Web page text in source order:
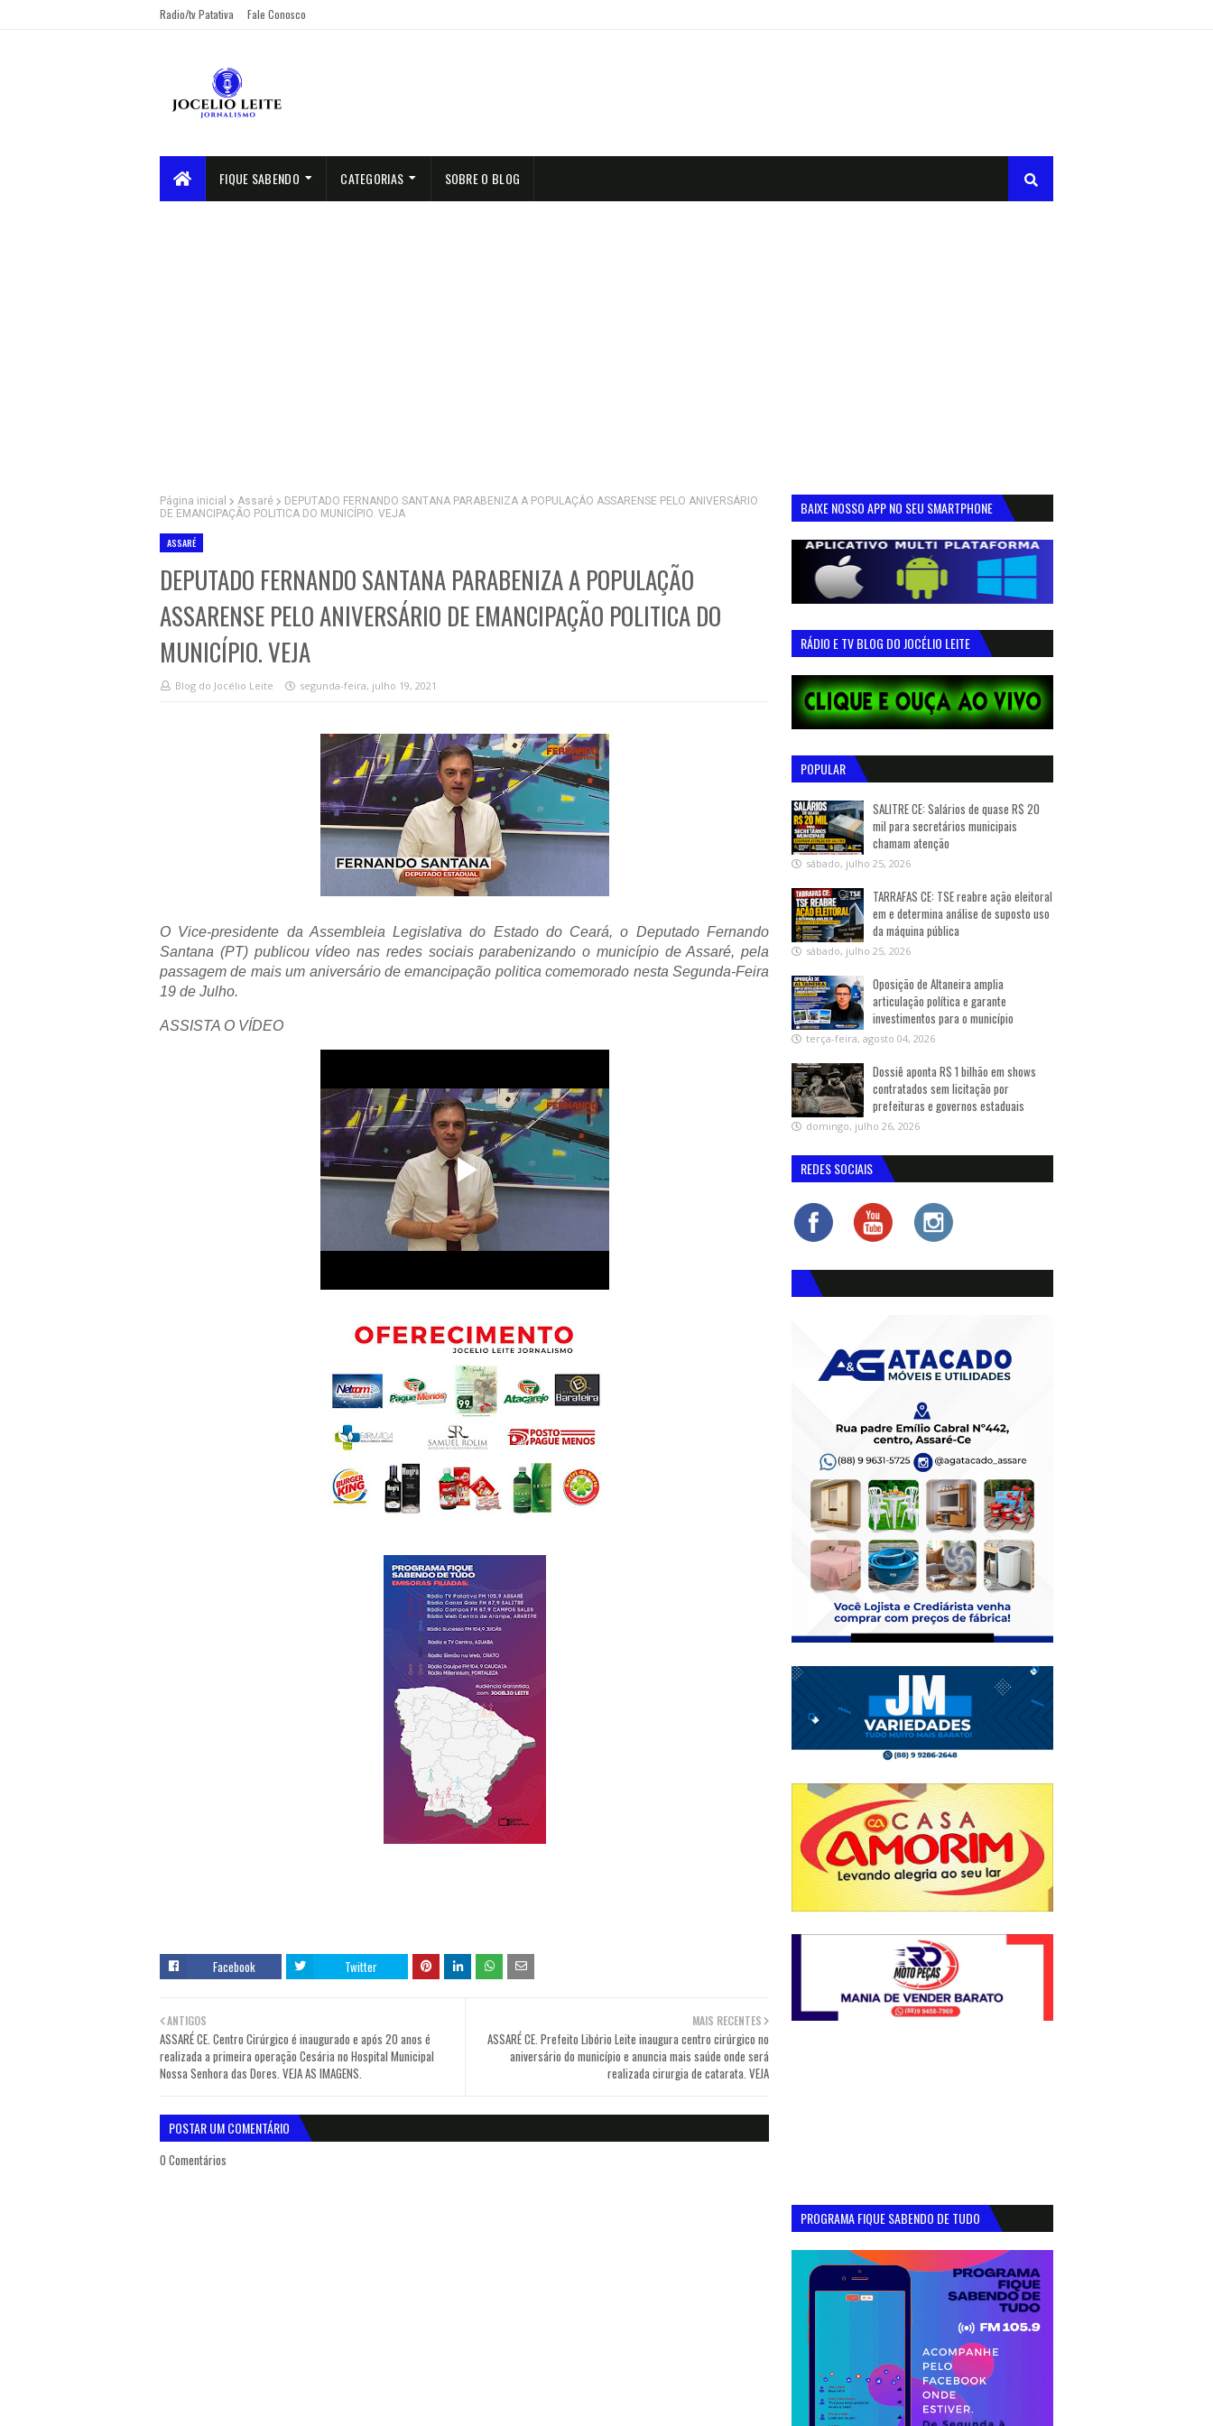
Radio/tv Patativa Fale Conosco
FIQUE SABENDO CATEGORIAS SOBRE O BLOG
Página inicial Assaré
DEPUTADO FERNANDO SANTANA PARABENIZA A POPULAÇÃO ASSARENSE PELO ANIVERSÁRIO
DE EMANCIPAÇÃO POLITICA DO MUNICÍPIO. VEJA
ASSARÉ
DEPUTADO FERNANDO SANTANA PARABENIZA A POPULAÇÃO
ASSARENSE PELO ANIVERSÁRIO DE EMANCIPAÇÃO POLITICA DO
MUNICÍPIO. VEJA
Blog do Jocélio Leite segunda-feira, julho 19, 2021
O Vice-presidente da Assembleia Legislativa do Estado do Ceará, o Deputado Fernando
Santana (PT) publicou vídeo nas redes sociais parabenizando o município de Assaré, pela
passagem de mais um aniversário de emancipação politica comemorado nesta Segunda-Feira
19 de Julho.
ASSISTA O VÍDEO
Facebook Twitter
MAIS RECENTES
ASSARÉ CE. Prefeito Libório Leite inaugura centro cirúrgico no
aniversário do município e anuncia mais saúde onde será
realizada cirurgia de catarata. VEJA
ANTIGOS
ASSARÉ CE. Centro Cirúrgico é inaugurado e após 20 anos é
realizada a primeira operação Cesária no Hospital Municipal
Nossa Senhora das Dores. VEJA AS IMAGENS.
POSTAR UM COMENTÁRIO
0 Comentários
BAIXE NOSSO APP NO SEU SMARTPHONE
RÁDIO E TV BLOG DO JOCÉLIO LEITE
POPULAR
SALITRE CE: Salários de quase R$ 20
mil para secretários municipais
chamam atenção
sábado, julho 25, 2026
TARRAFAS CE: TSE reabre ação eleitoral
em e determina análise de suposto uso
da máquina pública
sábado, julho 25, 2026
Oposição de Altaneira amplia
articulação política e garante
investimentos para o município
terça-feira, agosto 04, 2026
Dossiê aponta R$ 1 bilhão em shows
contratados sem licitação por
prefeituras e governos estaduais
domingo, julho 26, 2026
REDES SOCIAIS
PROGRAMA FIQUE SABENDO DE TUDO